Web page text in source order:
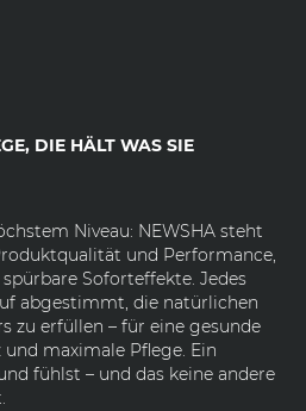
DIE HÄLT WAS SIE
Niveau: NEWSHA steht
und Performance,
Soforteffekte. Jedes
abgestimmt, die natürlichen
zu erfüllen – für eine gesunde
maximale Pflege. Ein
fühlst – und das keine andere